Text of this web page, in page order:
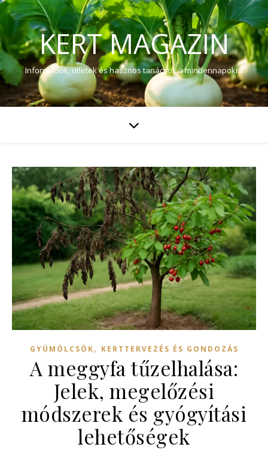
KERT MAGAZIN
Információk, ötletek és hasznos tanácsok a mindennapokra
GYÜMÖLCSÖK, KERTTERVEZÉS ÉS GONDOZÁS
A meggyfa tűzelhalása:
Jelek, megelőzési
módszerek és gyógyítási
lehetőségek